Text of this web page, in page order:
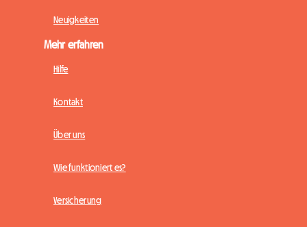
Neuigkeiten
Mehr erfahren
Hilfe
Kontakt
Über uns
Wie funktioniert es?
Versicherung